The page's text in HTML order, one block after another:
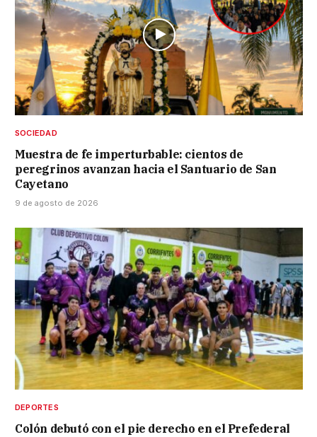
SOCIEDAD
Muestra de fe imperturbable: cientos de
peregrinos avanzan hacia el Santuario de San
Cayetano
9 de agosto de 2026
DEPORTES
Colón debutó con el pie derecho en el Prefederal